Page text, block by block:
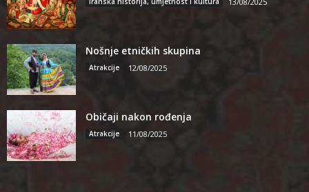
Nošnje etničkih skupina
Atrakcije 12/08/2025
Običaji nakon rođenja
Atrakcije 11/08/2025